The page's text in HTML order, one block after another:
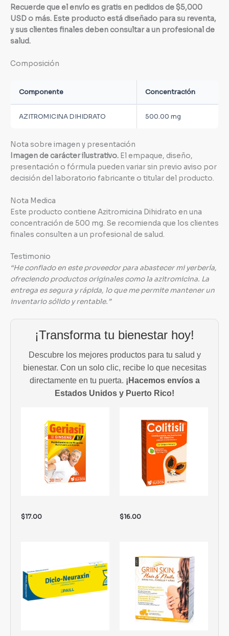
Recuerde que el envío es gratis en pedidos de $5,000
USD o más. Este producto está diseñado para su reventa,
y sus clientes finales deben consultar a un profesional de
salud.
Composición
Componente Concentración
AZITROMICINA DIHIDRATO 500.00 mg
Nota sobre imagen y presentación
Imagen de carácter ilustrativo. El empaque, diseño,
presentación o fórmula pueden variar sin previo aviso por
decisión del laboratorio fabricante o titular del producto.
Nota Medica
Este producto contiene Azitromicina Dihidrato en una
concentración de 500 mg. Se recomienda que los clientes
finales consulten a un profesional de salud.
Testimonio
“He confiado en este proveedor para abastecer mi yerbería,
ofreciendo productos originales como la azitromicina. La
entrega es segura y rápida, lo que me permite mantener un
inventario sólido y rentable.”
¡Transforma tu bienestar hoy!
Descubre los mejores productos para tu salud y
bienestar. Con un solo clic, recibe lo que necesitas
directamente en tu puerta. ¡Hacemos envíos a
Estados Unidos y Puerto Rico!
$17.00 $16.00